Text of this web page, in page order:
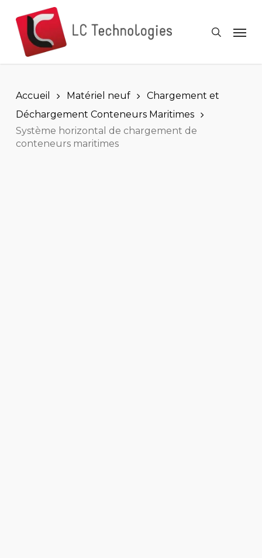
main
content
search
Accueil Matériel neuf
Chargement et
Déchargement Conteneurs Maritimes
Système horizontal de chargement de
conteneurs maritimes